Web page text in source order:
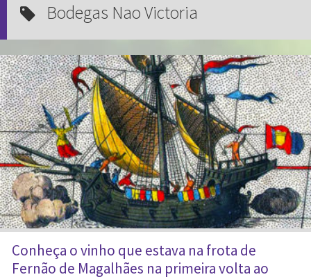
Bodegas Nao Victoria
Conheça o vinho que estava na frota de
Fernão de Magalhães na primeira volta ao